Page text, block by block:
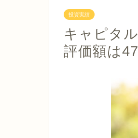
投資実績
キャピタ
評価額は